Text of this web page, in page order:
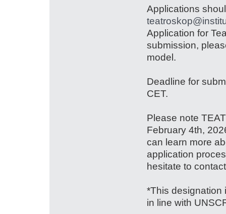
Applications
Application for
submission,
model.
Deadline for
CET.
Please note
February 4th,
can learn more
application
hesitate to
*This designation
in line with